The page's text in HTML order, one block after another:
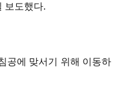
보도했다.
공에 맞서기 위해 이동하